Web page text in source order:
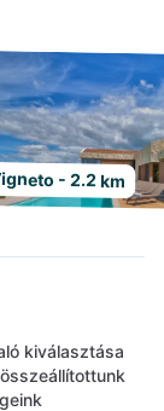
- 2.2 km
kiválasztása